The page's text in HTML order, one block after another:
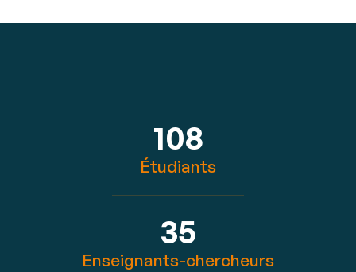
108
Étudiants
35
Enseignants-chercheurs